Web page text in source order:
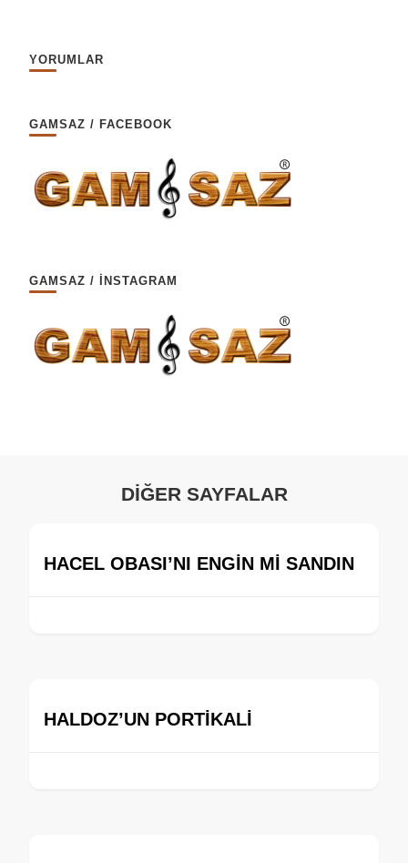
YORUMLAR
GAMSAZ / FACEBOOK
GAMSAZ / İNSTAGRAM
DİĞER SAYFALAR
HACEL OBASI’NI ENGİN Mİ SANDIN
HALDOZ’UN PORTİKALİ